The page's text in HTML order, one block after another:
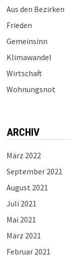
Aus den Bezirken
Frieden
Gemeinsinn
Klimawandel
Wirtschaft
Wohnungsnot
ARCHIV
März 2022
September 2021
August 2021
Juli 2021
Mai 2021
März 2021
Februar 2021